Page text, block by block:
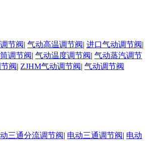
节阀| 气动高温调节阀| 进口气动调节阀|
调节阀| 气动温度调节阀| 气动蒸汽调节
阀| ZJHM气动调节阀| 气动调节阀
三通分流调节阀| 电动三通调节阀| 电动